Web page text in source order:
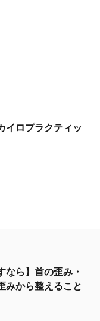
イロプラクティッ
なら】首の歪み・
みから整えること